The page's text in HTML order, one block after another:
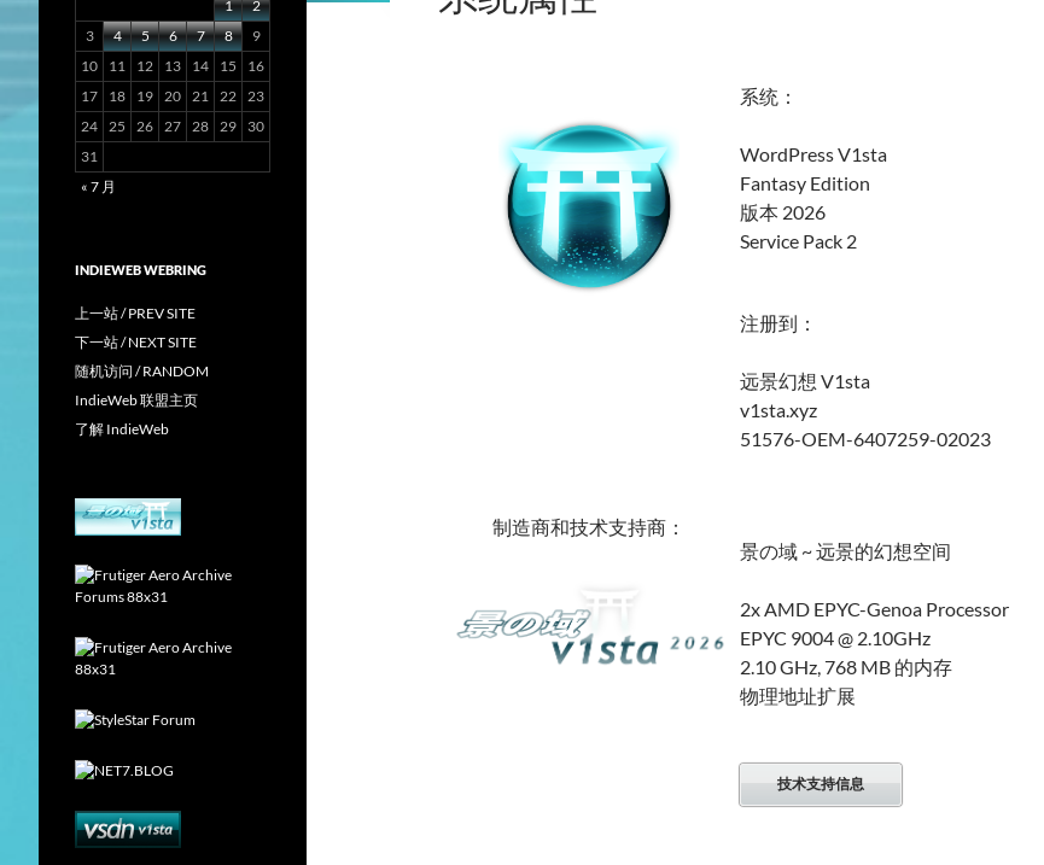
系统：
WordPress V1sta
Fantasy Edition
版本 2026
Service Pack 2
注册到：
远景幻想 V1sta
v1sta.xyz
51576-OEM-6407259-02023
制造商和技术支持商：
景の域 ~ 远景的幻想空间
2x AMD EPYC-Genoa Processor
EPYC 9004 @ 2.10GHz
2.10 GHz, 768 MB 的内存
物理地址扩展
技术支持信息
1
2
3
4 5 6 7 8
9
10
11 12 13 14 15
16
17
18 19 20 21 22
23
24
25 26 27 28 29
30
31
« 7 月
INDIEWEB WEBRING
上一站 / PREV SITE
下一站 / NEXT SITE
随机访问 / RANDOM
IndieWeb 联盟主页
了解 IndieWeb